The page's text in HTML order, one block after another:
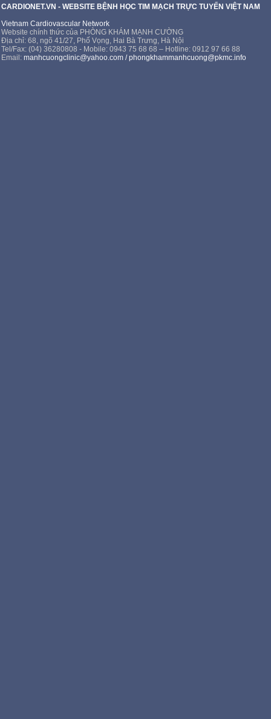
CARDIONET.VN - WEBSITE BỆNH HỌC TIM MẠCH TRỰC TUYẾN VIỆT NAM
Vietnam Cardiovascular Network
Website chính thức của PHÒNG KHÁM MẠNH CƯỜNG
Địa chỉ: 68, ngõ 41/27, Phố Vọng, Hai Bà Trưng, Hà Nội
Tel/Fax: (04) 36280808 - Mobile: 0943 75 68 68 – Hotline: 0912 97 66 88
Email:manhcuongclinic@yahoo.com /phongkhammanhcuong@pkmc.info